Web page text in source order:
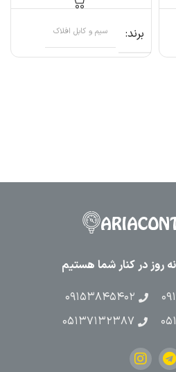
برند سیم و کابل افلاک
۰۹۱۵۳۸۴۵۴۰۲
۰۵۱۳۷۱۳۲۳۸۷